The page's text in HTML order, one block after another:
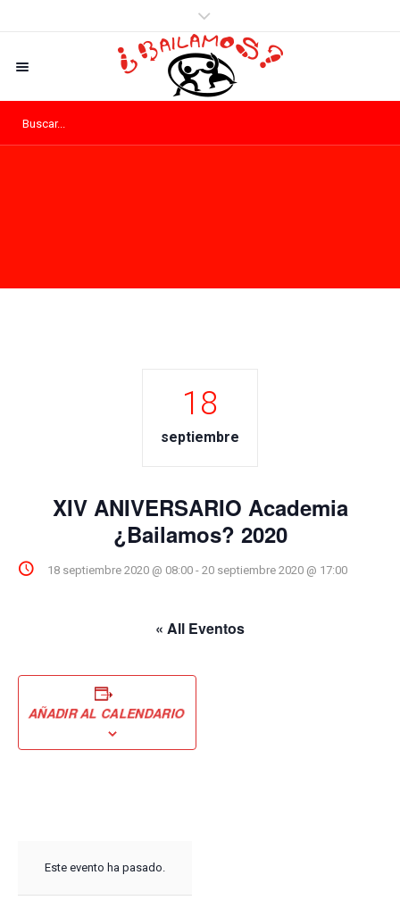
18
septiembre
XIV ANIVERSARIO Academia
¿Bailamos? 2020
18 septiembre 2020 @ 08:00 - 20 septiembre 2020 @ 17:00
« All Eventos
AÑADIR AL CALENDARIO
Este evento ha pasado.